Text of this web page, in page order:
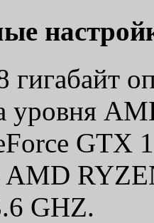
уровня
GTX
AMD
GHZ.